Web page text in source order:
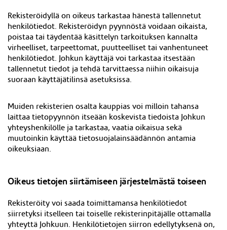
Rekisteröidyllä on oikeus tarkastaa hänestä tallennetut
henkilötiedot. Rekisteröidyn pyynnöstä voidaan oikaista,
poistaa tai täydentää käsittelyn tarkoituksen kannalta
virheelliset, tarpeettomat, puutteelliset tai vanhentuneet
henkilötiedot. Johkun käyttäjä voi tarkastaa itsestään
tallennetut tiedot ja tehdä tarvittaessa niihin oikaisuja
suoraan käyttäjätilinsä asetuksissa.
Muiden rekisterien osalta kauppias voi milloin tahansa
laittaa tietopyynnön itseään koskevista tiedoista Johkun
yhteyshenkilölle ja tarkastaa, vaatia oikaisua sekä
muutoinkin käyttää tietosuojalainsäädännön antamia
oikeuksiaan.
Oikeus tietojen siirtämiseen järjestelmästä toiseen
Rekisteröity voi saada toimittamansa henkilötiedot
siirretyksi itselleen tai toiselle rekisterinpitäjälle ottamalla
yhteyttä Johkuun. Henkilötietojen siirron edellytyksenä on,